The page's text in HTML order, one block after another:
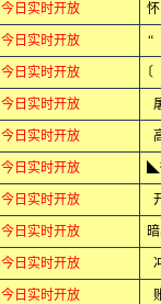
今日实时开放
今日实时开放 “
今日实时开放
今日实时开放
今日实时开放
今日实时开放 ◣
今日实时开放
今日实时开放
今日实时开放
今日实时开放